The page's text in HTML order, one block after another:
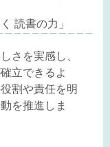
読書の力」
さを実感し、
立できるよ
割や責任を明
を推進しま